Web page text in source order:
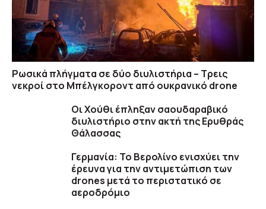
Ρωσικά πλήγματα σε δύο διυλιστήρια – Τρεις
νεκροί στο Μπέλγκοροντ από ουκρανικό drone
Οι Χούθι έπληξαν σαουδαραβικό
διυλιστήριο στην ακτή της Ερυθράς
Θάλασσας
Γερμανία: Το Βερολίνο ενισχύει την
έρευνα για την αντιμετώπιση των
drones μετά το περιστατικό σε
αεροδρόμιο